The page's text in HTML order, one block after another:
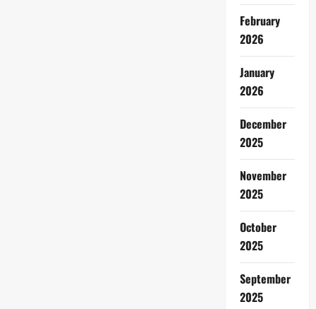
February
2026
January
2026
December
2025
November
2025
October
2025
September
2025